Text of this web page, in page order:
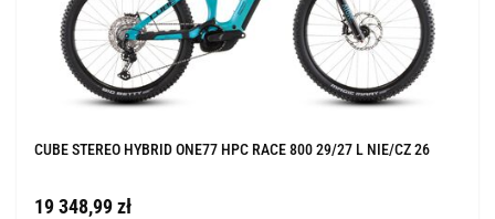
CUBE STEREO HYBRID ONE77 HPC RACE 800 29/27 L NIE/CZ 26
19 348,99 zł